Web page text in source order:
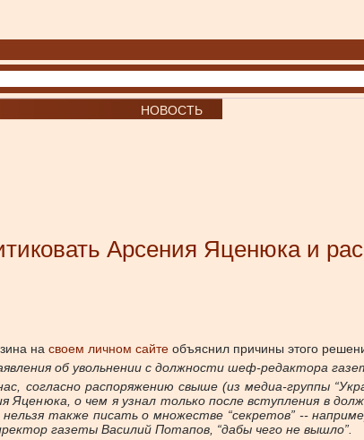
НОВОСТЬ
Арсения Яценюка и
на своем личном сайте объяснил причины этого
об увольнении с должности шеф-редактора
согласно распоряжению свыше (из медиа-группы
Яценюка, о чем я узнал только после вступления в
нельзя также писать о множестве “секретов” --
газеты Василий Потапов, “дабы чего не вышло”.